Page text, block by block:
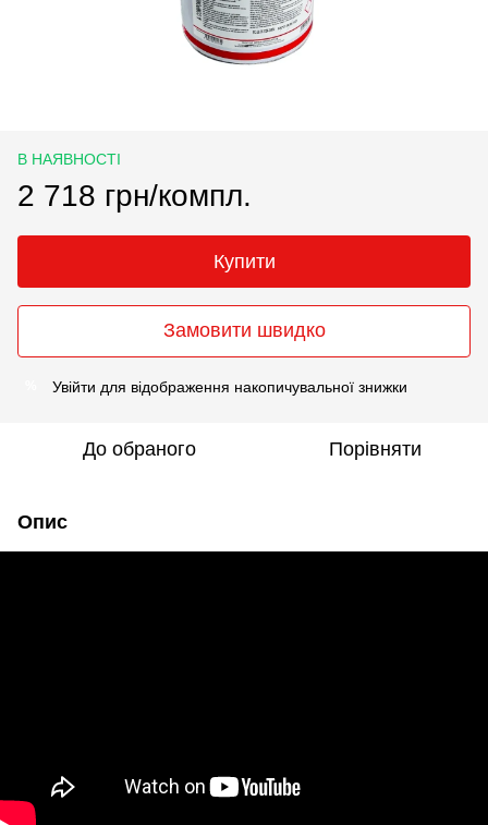
В НАЯВНОСТІ
2 718 грн/компл.
Купити
Замовити швидко
Увійти для відображення накопичувальної знижки
До обраного Порівняти
Опис